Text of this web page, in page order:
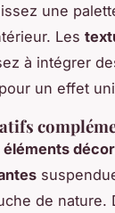
une
Les
à intégrer
un effet
éléments
de nature.